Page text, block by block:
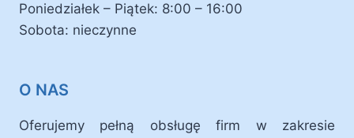
Poniedziałek – Piątek: 8:00 – 16:00
Sobota: nieczynne
O NAS
Oferujemy pełną obsługę firm w zakresie